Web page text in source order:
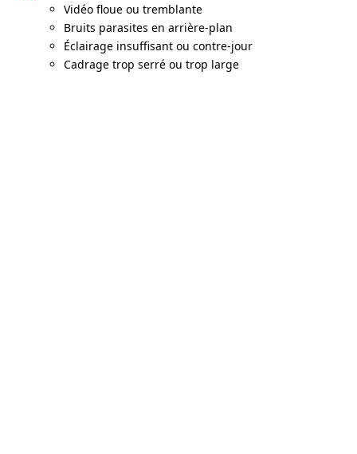
Vidéo floue ou tremblante
Bruits parasites en arrière-plan
Éclairage insuffisant ou contre-jour
Cadrage trop serré ou trop large